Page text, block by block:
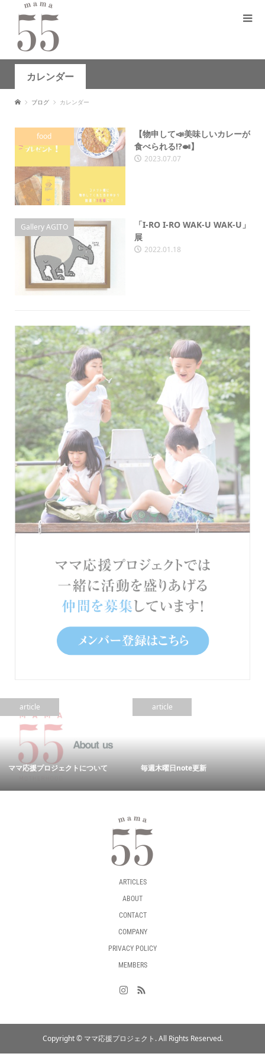
カレンダー
ブログ カレンダー
food
【物申して📣美味しいカレーが
食べられる⁉️🍛】
2023.07.07
Gallery AGITO
「I-RO I-RO WAK-U WAK-U」
展
2022.01.18
article
ママ応援プロジェクトについて
article
毎週木曜日note更新
ARTICLES
ABOUT
CONTACT
COMPANY
PRIVACY POLICY
MEMBERS
Copyright ©ママ応援プロジェクト. All Rights Reserved.